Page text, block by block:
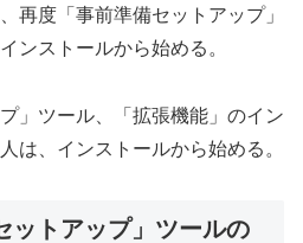
再度「事前準備セットアップ」
ンストールから始める。
」ツール、「拡張機能」のイン
は、インストールから始める。
ットアップ」ツールの